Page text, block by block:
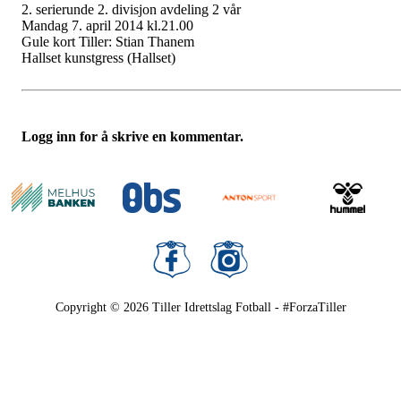
2. serierunde 2. divisjon avdeling 2 vår
Mandag 7. april 2014 kl.21.00
Gule kort Tiller: Stian Thanem
Hallset kunstgress (Hallset)
Logg inn for å skrive en kommentar.
Copyright © 2026 Tiller Idrettslag Fotball - #ForzaTiller